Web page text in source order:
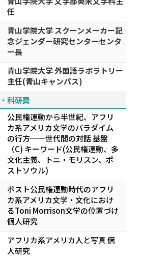
任
青山学院大学 スクーンメーカー記
念ジェンダー研究センターセンタ
ー長
青山学院大学 外国語ラボラトリー
主任(青山キャンパス)
科研費
公民権運動から半世紀、アフリ
カ系アメリカ文学のパラダイム
の行方──世代間の対話 基盤
（C) キーワード(公民権運動、多
文化主義、トニ・モリスン、ポ
ストソウル)
ポスト公民権運動時代のアフリ
カ系アメリカ文学・文化におけ
るToni Morrison文学の位置づけ
個人研究
アフリカ系アメリカ人と写真 個
人研究